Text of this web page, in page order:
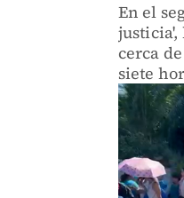
En el
cerca
siete
Huixtla.